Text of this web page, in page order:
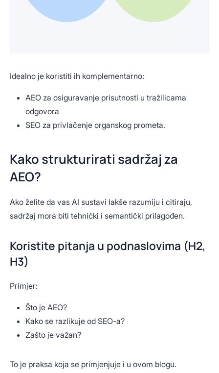
Idealno je koristiti ih komplementarno:
AEO za osiguravanje prisutnosti u tražilicama
odgovora
SEO za privlačenje organskog prometa.
Kako strukturirati sadržaj za
AEO?
Ako želite da vas AI sustavi lakše razumiju i citiraju,
sadržaj mora biti tehnički i semantički prilagođen.
Koristite pitanja u podnaslovima (H2,
H3)
Primjer:
Što je AEO?
Kako se razlikuje od SEO-a?
Zašto je važan?
To je praksa koja se primjenjuje i u ovom blogu.